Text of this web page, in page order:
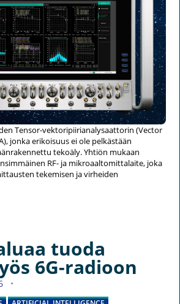
Tensor-vektoripiirianalysaattorin (Vector
jonka erikoisuus ei ole pelkästään
tekoäly. Yhtiön mukaan
RF- ja mikroaaltomittalaite, joka
tekemisen ja virheiden
tuoda
6G-radioon